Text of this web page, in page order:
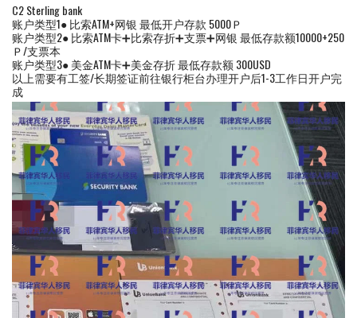
C2 Sterling bank
账户类型1● 比索ATM+网银 最低开户存款 5000Ｐ
账户类型2● 比索ATM卡➕比索存折➕支票➕网银 最低存款额10000+250
Ｐ/支票本
账户类型3● 美金ATM卡➕美金存折 最低存款额 300USD
以上需要有工签/长期签证前往银行柜台办理开户后1-3工作日开户完
成